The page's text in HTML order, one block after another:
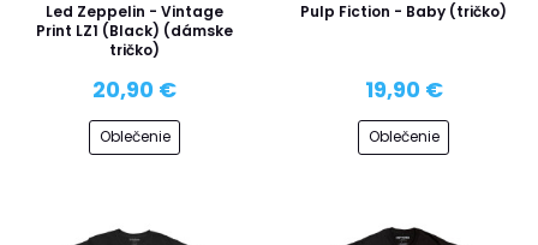
Led Zeppelin - Vintage
Print LZ1 (Black) (dámske
tričko)
20,90 €
Oblečenie
Pulp Fiction - Baby (tričko)
19,90 €
Oblečenie